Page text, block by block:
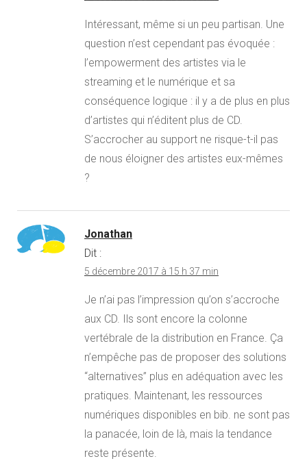
Intéressant, même si un peu partisan. Une
question n’est cependant pas évoquée :
l’empowerment des artistes via le
streaming et le numérique et sa
conséquence logique : il y a de plus en plus
d’artistes qui n’éditent plus de CD.
S’accrocher au support ne risque-t-il pas
de nous éloigner des artistes eux-mêmes
?
Jonathan
Dit :
5 décembre 2017 à 15 h 37 min
Je n’ai pas l’impression qu’on s’accroche
aux CD. Ils sont encore la colonne
vertébrale de la distribution en France. Ça
n’empêche pas de proposer des solutions
“alternatives” plus en adéquation avec les
pratiques. Maintenant, les ressources
numériques disponibles en bib. ne sont pas
la panacée, loin de là, mais la tendance
reste présente.